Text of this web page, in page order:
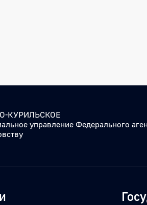
КУРИЛЬСКОЕ
управление Федерального